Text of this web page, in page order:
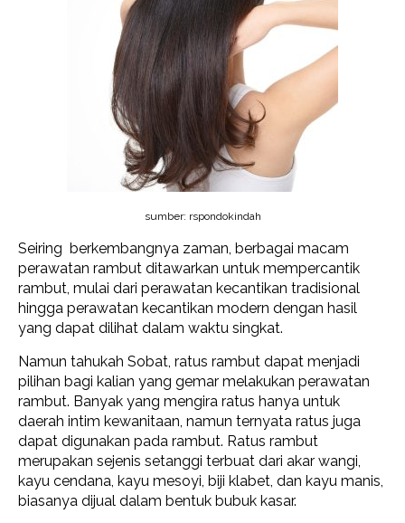
sumber: rspondokindah
Seiring berkembangnya zaman, berbagai macam
perawatan rambut ditawarkan untuk mempercantik
rambut, mulai dari perawatan kecantikan tradisional
hingga perawatan kecantikan modern dengan hasil
yang dapat dilihat dalam waktu singkat.
Namun tahukah Sobat, ratus rambut dapat menjadi
pilihan bagi kalian yang gemar melakukan perawatan
rambut. Banyak yang mengira ratus hanya untuk
daerah intim kewanitaan, namun ternyata ratus juga
dapat digunakan pada rambut. Ratus rambut
merupakan sejenis setanggi terbuat dari akar wangi,
kayu cendana, kayu mesoyi, biji klabet, dan kayu manis,
biasanya dijual dalam bentuk bubuk kasar.